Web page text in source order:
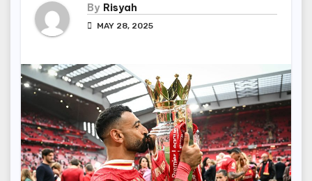
By Risyah
MAY 28, 2025